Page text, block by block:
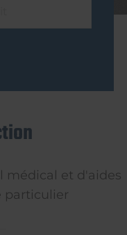
médical et d'aides
particulier